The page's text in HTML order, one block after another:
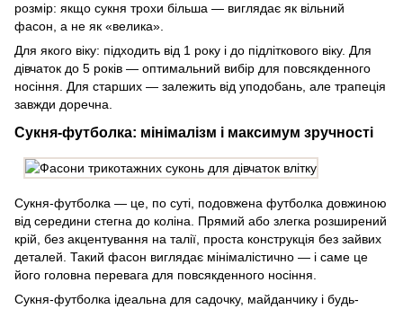
розмір: якщо сукня трохи більша — виглядає як вільний
фасон, а не як «велика».
Для якого віку: підходить від 1 року і до підліткового віку. Для
дівчаток до 5 років — оптимальний вибір для повсякденного
носіння. Для старших — залежить від уподобань, але трапеція
завжди доречна.
Сукня-футболка: мінімалізм і максимум зручності
Сукня-футболка — це, по суті, подовжена футболка довжиною
від середини стегна до коліна. Прямий або злегка розширений
крій, без акцентування на талії, проста конструкція без зайвих
деталей. Такий фасон виглядає мінімалістично — і саме це
його головна перевага для повсякденного носіння.
Сукня-футболка ідеальна для садочку, майданчику і будь-